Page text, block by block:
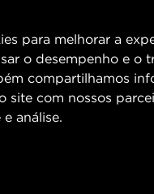
para melhorar a
o desempenho e o
compartilhamos
site com nossos
análise.